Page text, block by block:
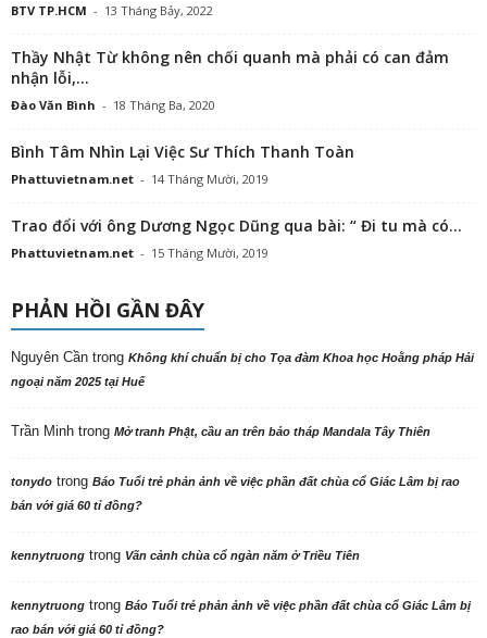
BTV TP.HCM - 13 Tháng Bảy, 2022
Thầy Nhật Từ không nên chối quanh mà phải có can đảm
nhận lỗi,...
Đào Văn Bình - 18 Tháng Ba, 2020
Bình Tâm Nhìn Lại Việc Sư Thích Thanh Toàn
Phattuvietnam.net - 14 Tháng Mười, 2019
Trao đổi với ông Dương Ngọc Dũng qua bài: “ Đi tu mà có...
Phattuvietnam.net - 15 Tháng Mười, 2019
PHẢN HỒI GẦN ĐÂY
Nguyên Cần trong Không khí chuẩn bị cho Tọa đàm Khoa học Hoằng pháp Hải
ngoại năm 2025 tại Huế
Trần Minh trong Mở tranh Phật, cầu an trên bảo tháp Mandala Tây Thiên
tonydo trong Báo Tuổi trẻ phản ảnh về việc phần đất chùa cổ Giác Lâm bị rao
bán với giá 60 tỉ đồng?
kennytruong trong Vãn cảnh chùa cổ ngàn năm ở Triều Tiên
kennytruong trong Báo Tuổi trẻ phản ảnh về việc phần đất chùa cổ Giác Lâm bị
rao bán với giá 60 tỉ đồng?